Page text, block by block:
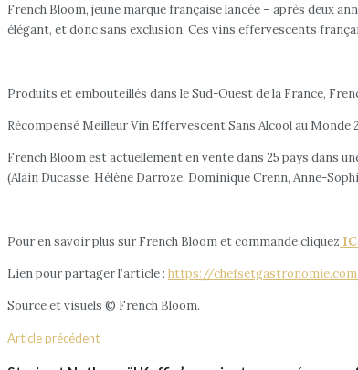
French Bloom, jeune marque française lancée – après deux
élégant, et donc sans exclusion. Ces vins effervescents
Produits et embouteillés dans le Sud-Ouest de la France,
Récompensé Meilleur Vin Effervescent Sans Alcool au Monde
French Bloom est actuellement en vente dans 25 pays dans
(Alain Ducasse, Hélène Darroze, Dominique Crenn, Anne-
Pour en savoir plus sur French Bloom et commande cliquez
Lien pour partager l’article : https://
Source et visuels © French Bloom.
Article précédent